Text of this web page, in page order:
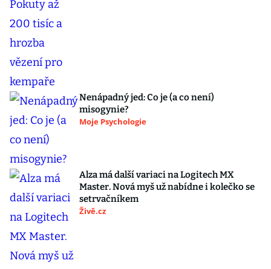
Nenápadný jed: Co je (a co není)
misogynie?
Moje Psychologie
Alza má další variaci na Logitech MX
Master. Nová myš už nabídne i kolečko se
setrvačníkem
Živě.cz